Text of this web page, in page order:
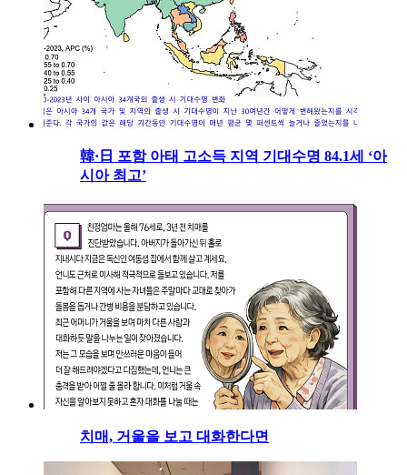
韓·日 포함 아태 고소득 지역 기대수명 84.1세 ‘아
시아 최고’
치매, 거울을 보고 대화한다면